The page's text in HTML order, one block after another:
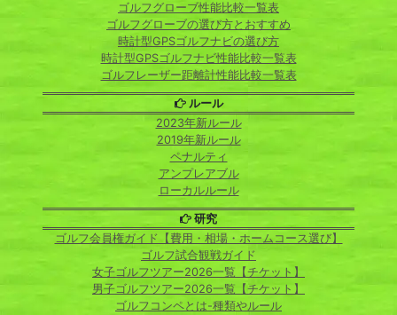
ゴルフグローブ性能比較一覧表
ゴルフグローブの選び方とおすすめ
時計型GPSゴルフナビの選び方
時計型GPSゴルフナビ性能比較一覧表
ゴルフレーザー距離計性能比較一覧表
ルール
2023年新ルール
2019年新ルール
ペナルティ
アンプレアブル
ローカルルール
研究
ゴルフ会員権ガイド【費用・相場・ホームコース選び】
ゴルフ試合観戦ガイド
女子ゴルフツアー2026一覧【チケット】
男子ゴルフツアー2026一覧【チケット】
ゴルフコンペとは-種類やルール